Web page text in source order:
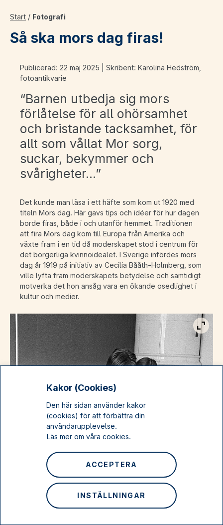
Kakor (Cookies)
Den här sidan använder kakor
(cookies) för att förbättra din
användarupplevelse.
Läs mer om våra cookies.
INSTÄLLNINGAR
ACCEPTERA
Start / Fotografi
Så ska mors dag firas!
Publicerad: 22 maj 2025 | Skribent: Karolina Hedström,
fotoantikvarie
“Barnen utbedja sig mors
förlåtelse för all ohörsamhet
och bristande tacksamhet, för
allt som vållat Mor sorg,
suckar, bekymmer och
svårigheter…”
Det kunde man läsa i ett häfte som kom ut 1920 med
titeln Mors dag. Här gavs tips och idéer för hur dagen
borde firas, både i och utanför hemmet. Traditionen
att fira Mors dag kom till Europa från Amerika och
växte fram i en tid då moderskapet stod i centrum för
det borgerliga kvinnoidealet. I Sverige infördes mors
dag år 1919 på initiativ av Cecilia Bååth-Holmberg, som
ville lyfta fram moderskapets betydelse och samtidigt
motverka det hon ansåg vara en ökande osedlighet i
kultur och medier.
Visa